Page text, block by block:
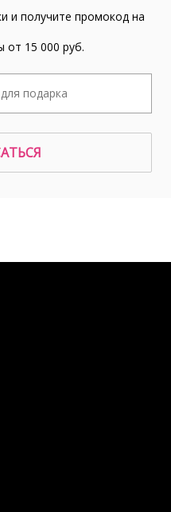
и получите промокод на
от 15 000 руб.